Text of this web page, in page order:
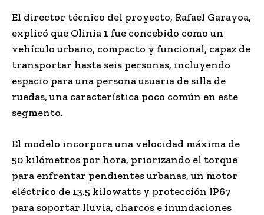
El director técnico del proyecto, Rafael Garayoa,
explicó que Olinia 1 fue concebido como un
vehículo urbano, compacto y funcional, capaz de
transportar hasta seis personas, incluyendo
espacio para una persona usuaria de silla de
ruedas, una característica poco común en este
segmento.
El modelo incorpora una velocidad máxima de
50 kilómetros por hora, priorizando el torque
para enfrentar pendientes urbanas, un motor
eléctrico de 13.5 kilowatts y protección IP67
para soportar lluvia, charcos e inundaciones